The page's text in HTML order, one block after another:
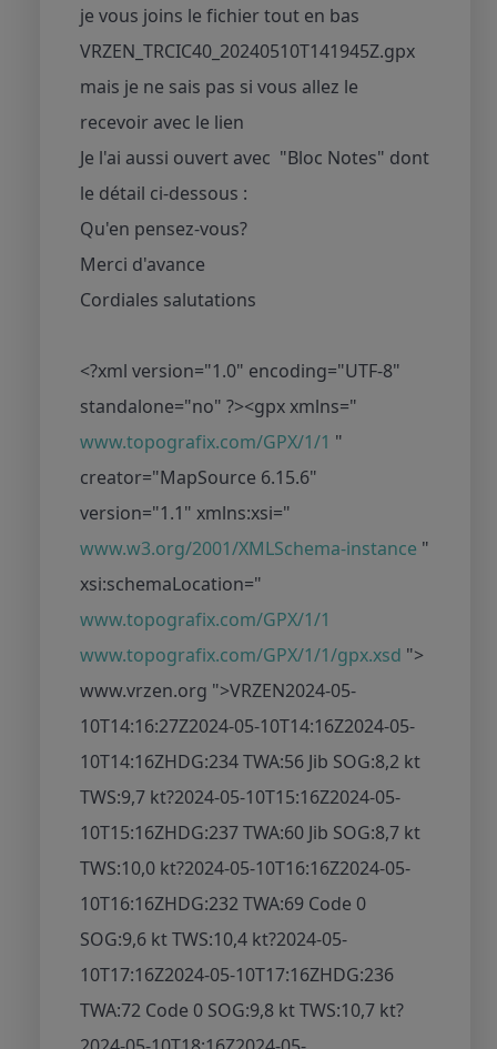
je vous joins le fichier tout en bas
VRZEN_TRCIC40_20240510T141945Z.gpx
mais je ne sais pas si vous allez le
recevoir avec le lien
Je l'ai aussi ouvert avec "Bloc Notes" dont
le détail ci-dessous :
Qu'en pensez-vous?
Merci d'avance
Cordiales salutations
<?xml version="1.0" encoding="UTF-8"
standalone="no" ?><gpx xmlns="
www.topografix.com/GPX/1/1 "
creator="MapSource 6.15.6"
version="1.1" xmlns:xsi="
www.w3.org/2001/XMLSchema-instance "
xsi:schemaLocation="
www.topografix.com/GPX/1/1
www.topografix.com/GPX/1/1/gpx.xsd ">
www.vrzen.org ">VRZEN2024-05-
10T14:16:27Z2024-05-10T14:16Z2024-05-
10T14:16ZHDG:234 TWA:56 Jib SOG:8,2 kt
TWS:9,7 kt?2024-05-10T15:16Z2024-05-
10T15:16ZHDG:237 TWA:60 Jib SOG:8,7 kt
TWS:10,0 kt?2024-05-10T16:16Z2024-05-
10T16:16ZHDG:232 TWA:69 Code 0
SOG:9,6 kt TWS:10,4 kt?2024-05-
10T17:16Z2024-05-10T17:16ZHDG:236
TWA:72 Code 0 SOG:9,8 kt TWS:10,7 kt?